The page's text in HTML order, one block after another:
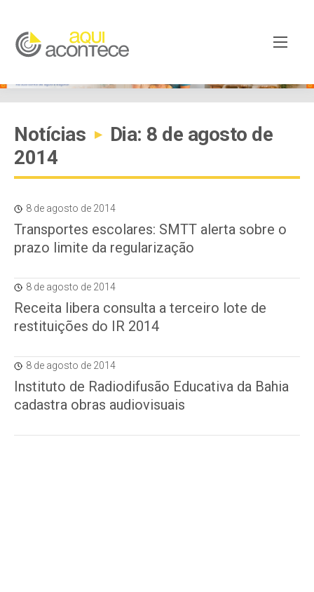
Notícias ▸
Dia: 8 de agosto de
2014
8 de agosto de 2014
Transportes escolares: SMTT alerta sobre o
prazo limite da regularização
8 de agosto de 2014
Receita libera consulta a terceiro lote de
restituições do IR 2014
8 de agosto de 2014
Instituto de Radiodifusão Educativa da Bahia
cadastra obras audiovisuais